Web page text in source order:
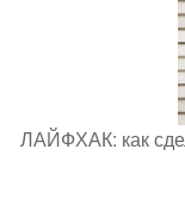
ЛАЙФХАК: как